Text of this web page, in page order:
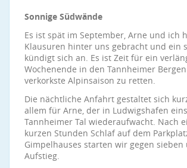
Sonnige Südwände
Es ist spät im September, Arne und ich
Klausuren hinter uns gebracht und ein
kündigt sich an. Es ist Zeit für ein
Wochenende in den Tannheimer
verkorkste Alpinsaison zu retten.
Die nächtliche Anfahrt gestaltet sich
allem für Arne, der in Ludwigshafen
Tannheimer Tal wiederaufwacht. Nach
kurzen Stunden Schlaf auf dem
Gimpelhauses starten wir gegen sieben
Aufstieg.